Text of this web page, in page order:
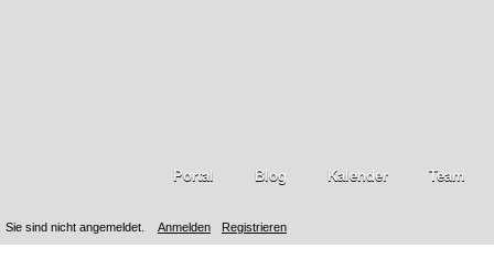
Sie sind nicht angemeldet. Anmelden Registrieren
Portal Blog Kalender Team